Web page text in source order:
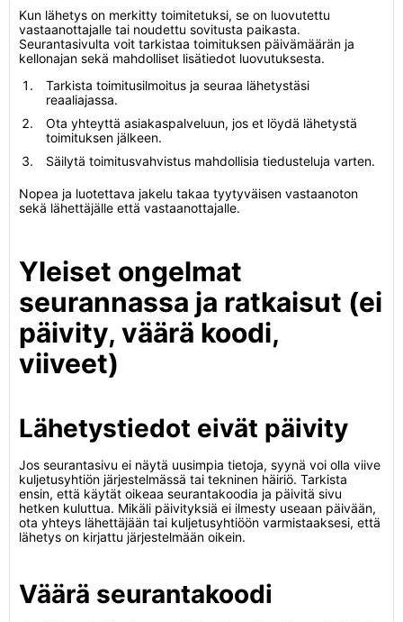
Kun lähetys on merkitty toimitetuksi, se on luovutettu
vastaanottajalle tai noudettu sovitusta paikasta.
Seurantasivulta voit tarkistaa toimituksen päivämäärän ja
kellonajan sekä mahdolliset lisätiedot luovutuksesta.
Tarkista toimitusilmoitus ja seuraa lähetystäsi
reaaliajassa.
Ota yhteyttä asiakaspalveluun, jos et löydä lähetystä
toimituksen jälkeen.
Säilytä toimitusvahvistus mahdollisia tiedusteluja varten.
Nopea ja luotettava jakelu takaa tyytyväisen vastaanoton
sekä lähettäjälle että vastaanottajalle.
Yleiset ongelmat
seurannassa ja ratkaisut (ei
päivity, väärä koodi,
viiveet)
Lähetystiedot eivät päivity
Jos seurantasivu ei näytä uusimpia tietoja, syynä voi olla viive
kuljetusyhtiön järjestelmässä tai tekninen häiriö. Tarkista
ensin, että käytät oikeaa seurantakoodia ja päivitä sivu
hetken kuluttua. Mikäli päivityksiä ei ilmesty useaan päivään,
ota yhteys lähettäjään tai kuljetusyhtiöön varmistaaksesi, että
lähetys on kirjattu järjestelmään oikein.
Väärä seurantakoodi